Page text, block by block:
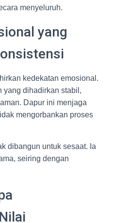
menyeluruh.
yang
kedekatan emosional.
yang dihadirkan stabil,
Dapur ini menjaga
mengorbankan proses
dibangun untuk sesaat. Ia
seiring dengan